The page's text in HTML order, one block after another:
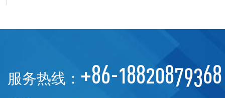
服务热线： +86-18820879368